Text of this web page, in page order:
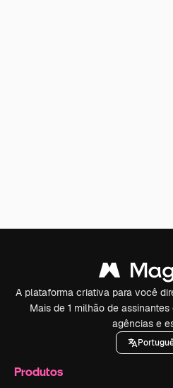
A plataforma criativa para você
Mais de 1 milhão de
agências e
Produtos